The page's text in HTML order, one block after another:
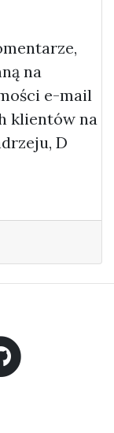
na
e-mail
klientów na
D